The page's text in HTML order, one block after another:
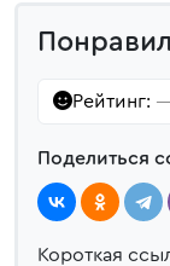
Рейтинг: —
Поделиться
Короткая